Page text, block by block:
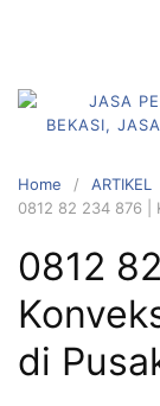
Home
ARTIKEL
0812 82 234 876 |
0812
di